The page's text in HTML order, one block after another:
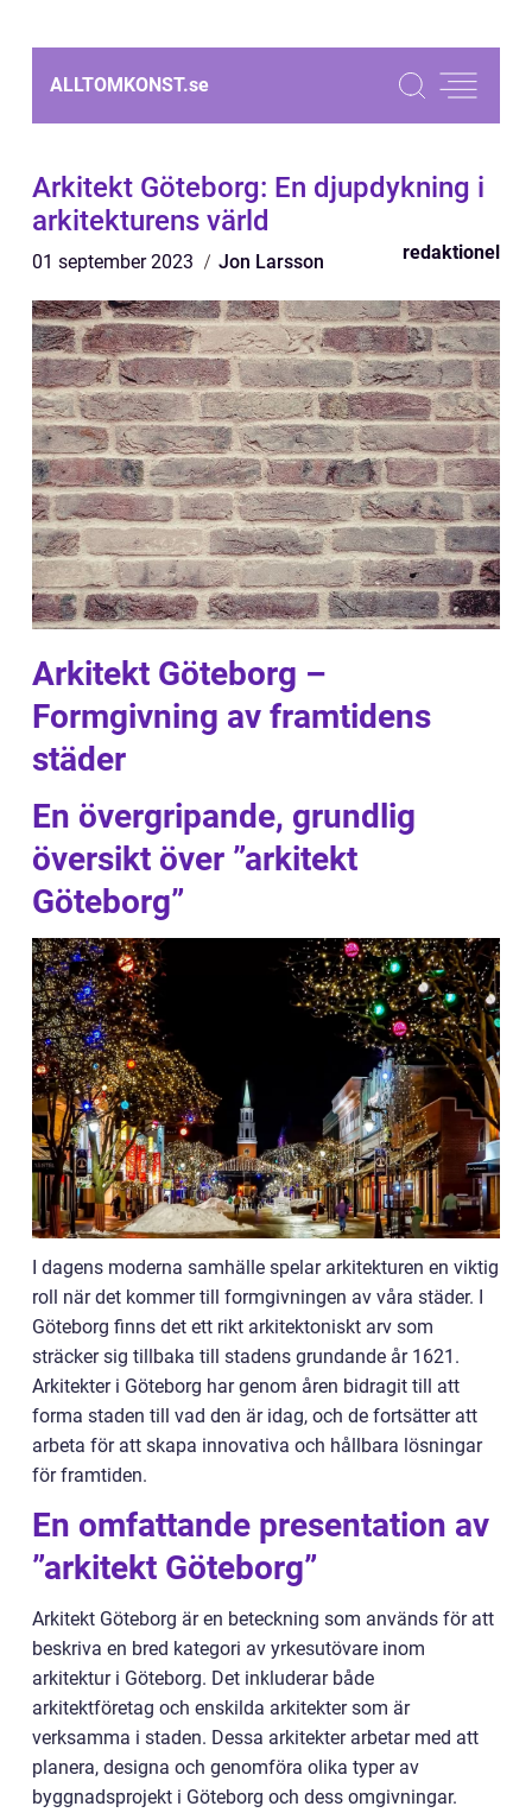
ALLTOMKONST.se
Arkitekt Göteborg: En djupdykning i
arkitekturens värld
01 september 2023 Jon Larsson redaktionel
Arkitekt Göteborg –
Formgivning av framtidens
städer
En övergripande, grundlig
översikt över ”arkitekt
Göteborg”
I dagens moderna samhälle spelar arkitekturen en viktig
roll när det kommer till formgivningen av våra städer. I
Göteborg finns det ett rikt arkitektoniskt arv som
sträcker sig tillbaka till stadens grundande år 1621.
Arkitekter i Göteborg har genom åren bidragit till att
forma staden till vad den är idag, och de fortsätter att
arbeta för att skapa innovativa och hållbara lösningar
för framtiden.
En omfattande presentation av
”arkitekt Göteborg”
Arkitekt Göteborg är en beteckning som används för att
beskriva en bred kategori av yrkesutövare inom
arkitektur i Göteborg. Det inkluderar både
arkitektföretag och enskilda arkitekter som är
verksamma i staden. Dessa arkitekter arbetar med att
planera, designa och genomföra olika typer av
byggnadsprojekt i Göteborg och dess omgivningar.